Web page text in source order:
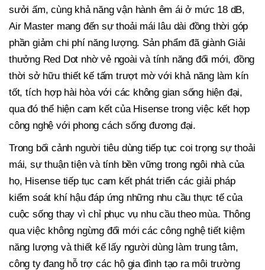
sưởi ấm, cùng khả năng vận hành êm ái ở mức 18 dB,
Air Master mang đến sự thoải mái lâu dài đồng thời góp
phần giảm chi phí năng lượng. Sản phẩm đã giành Giải
thưởng Red Dot nhờ vẻ ngoài và tính năng đổi mới, đồng
thời sở hữu thiết kế tấm trượt mờ với khả năng làm kín
tốt, tích hợp hài hòa với các không gian sống hiện đại,
qua đó thể hiện cam kết của Hisense trong việc kết hợp
công nghệ với phong cách sống đương đại.
Trong bối cảnh người tiêu dùng tiếp tục coi trọng sự thoải
mái, sự thuận tiện và tính bền vững trong ngôi nhà của
họ, Hisense tiếp tục cam kết phát triển các giải pháp
kiểm soát khí hậu đáp ứng những nhu cầu thực tế của
cuộc sống thay vì chỉ phục vụ nhu cầu theo mùa. Thông
qua việc không ngừng đổi mới các công nghệ tiết kiệm
năng lượng và thiết kế lấy người dùng làm trung tâm,
công ty đang hỗ trợ các hộ gia đình tạo ra môi trường